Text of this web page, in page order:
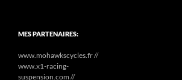
MES PARTENAIRES:
www.mohawkscycles.fr //
www.x1-racing-
suspension.com //